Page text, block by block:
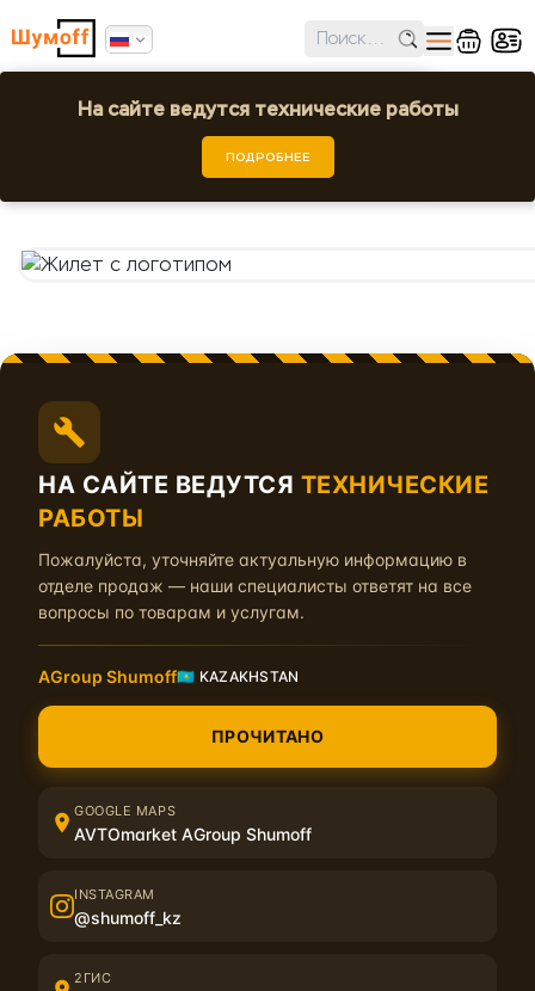
Ошибка поиска региона!
Выбрать город или регион
Жилет с логотипом
Жилет с логотипом, утепленный на молнии. Карманы на молниях,
Отзывы на Жилет с логотипом
На сайте ведутся технические работы
ПОДРОБНЕЕ
НА САЙТЕ ВЕДУТСЯ ТЕХНИЧЕСКИЕ
РАБОТЫ
Пожалуйста, уточняйте актуальную информацию в
отделе продаж — наши специалисты ответят на все
вопросы по товарам и услугам.
AGroup Shumoff🇰🇿 KAZAKHSTAN
ПРОЧИТАНО
GOOGLE MAPS
AVTOmarket AGroup Shumoff
INSTAGRAM
@shumoff_kz
2ГИС